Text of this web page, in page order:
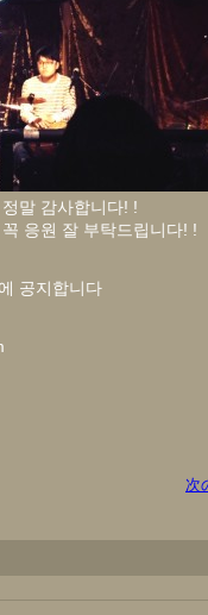
말 감사합니다! !
응원 잘 부탁드립니다! !
공지합니다
次